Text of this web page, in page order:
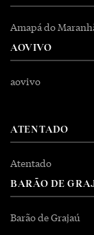
Amapá do
AOVIVO
aovivo
ATENTADO
Atentado
BARÃO DE
Barão de Grajaú